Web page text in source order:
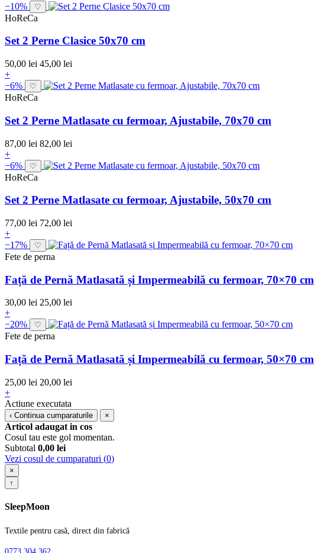
−10%
♡
HoReCa
Set 2 Perne Clasice 50x70 cm
50,00 lei 45,00 lei
+
−6%
♡
HoReCa
Set 2 Perne Matlasate cu fermoar, Ajustabile, 70x70 cm
87,00 lei 82,00 lei
+
−6%
♡
HoReCa
Set 2 Perne Matlasate cu fermoar, Ajustabile, 50x70 cm
77,00 lei 72,00 lei
+
−17%
♡
Fete de perna
Față de Pernă Matlasată și Impermeabilă cu fermoar, 70×70 cm
30,00 lei 25,00 lei
+
−20%
♡
Fete de perna
Față de Pernă Matlasată și Impermeabilă cu fermoar, 50×70 cm
25,00 lei 20,00 lei
+
Actiune executata
‹ Continua cumparaturile ×
Articol adaugat in cos
Cosul tau este gol momentan.
Subtotal 0,00 lei
Vezi cosul de cumparaturi (0)
×
↑
SleepMoon
Textile pentru casă, direct din fabrică